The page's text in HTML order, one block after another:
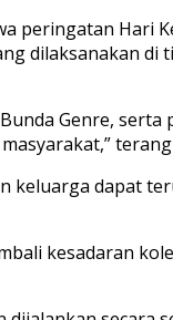
peringatan Hari
dilaksanakan di
Genre, serta
keluarga dapat
kesadaran